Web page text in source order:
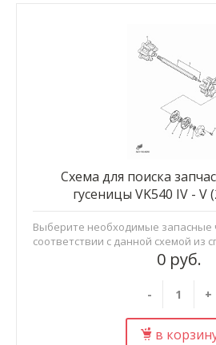
0 руб.
- +
в
Схема для поиска
гусеницы VK540 IV - V
Выберите необходимые запасные
соответствии с данной схемой из